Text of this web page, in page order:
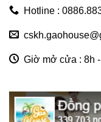
Hotline :
Giờ mở cửa : 8h